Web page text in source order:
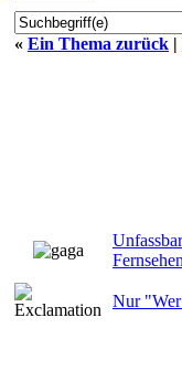
« Ein Thema zurück |
Nur